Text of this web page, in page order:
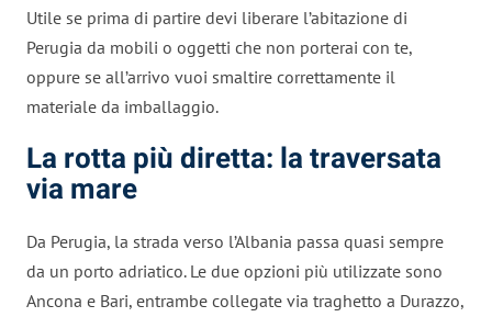
Utile se prima di partire devi liberare l’abitazione di
Perugia da mobili o oggetti che non porterai con te,
oppure se all’arrivo vuoi smaltire correttamente il
materiale da imballaggio.
La rotta più diretta: la traversata
via mare
Da Perugia, la strada verso l’Albania passa quasi sempre
da un porto adriatico. Le due opzioni più utilizzate sono
Ancona e Bari, entrambe collegate via traghetto a Durazzo,